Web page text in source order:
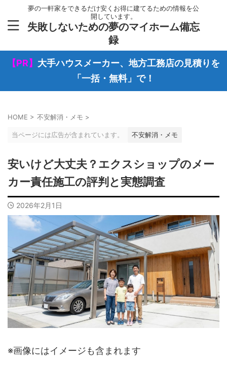
夢の一軒家をできるだけ安くお得に建てるための情報を公
開しています。
失敗しないための夢のマイホーム備忘
録
【PR】 大手ハウスメーカー、地方工務店の見積りを
「一括・無料」で！
HOME > 不安解消・メモ >
当ページには広告が含まれています。 不安解消・メモ
安いけど大丈夫？エクスショップのメー
カー責任施工の評判と実態調査
2026年2月1日
※画像にはイメージも含まれます